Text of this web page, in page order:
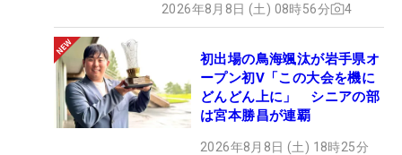
2026年8月8日 (土) 08時56分 4
初出場の鳥海颯汰が岩手県オ
ープン初V「この大会を機に
どんどん上に」 シニアの部
は宮本勝昌が連覇
2026年8月8日 (土) 18時25分